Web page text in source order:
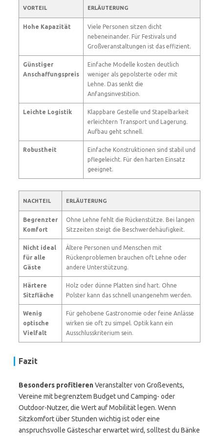
VORTEIL ERLÄUTERUNG
Hohe Kapazität
Viele Personen sitzen dicht
nebeneinander. Für Festivals und
Großveranstaltungen ist das effizient.
Günstiger
Anschaffungspreis
Einfache Modelle kosten deutlich
weniger als gepolsterte oder mit
Lehne. Das senkt die
Anfangsinvestition.
Leichte Logistik
Klappbare Gestelle und Stapelbarkeit
erleichtern Transport und Lagerung.
Aufbau geht schnell.
Robustheit
Einfache Konstruktionen sind stabil und
pflegeleicht. Für den harten Einsatz
geeignet.
NACHTEIL ERLÄUTERUNG
Begrenzter
Komfort
Ohne Lehne fehlt die Rückenstütze. Bei langen
Sitzzeiten steigt die Beschwerdehäufigkeit.
Nicht ideal
für alle
Gäste
Ältere Personen und Menschen mit
Rückenproblemen brauchen oft Lehne oder
andere Unterstützung.
Härtere
Sitzfläche
Holz oder dünne Platten sind hart. Ohne
Polster kann das schnell unangenehm werden.
Wenig
optische
Vielfalt
Für gehobene Gastronomie oder feine Anlässe
wirken sie oft zu simpel. Optik kann ein
Ausschlusskriterium sein.
Fazit
Besonders profitierenVeranstalter von Großevents,
Vereine mit begrenztem Budget und Camping- oder
Outdoor-Nutzer, die Wert auf Mobilität legen. Wenn
Sitzkomfort über Stunden wichtig ist oder eine
anspruchsvolle Gästeschar erwartet wird, solltest du Bänke